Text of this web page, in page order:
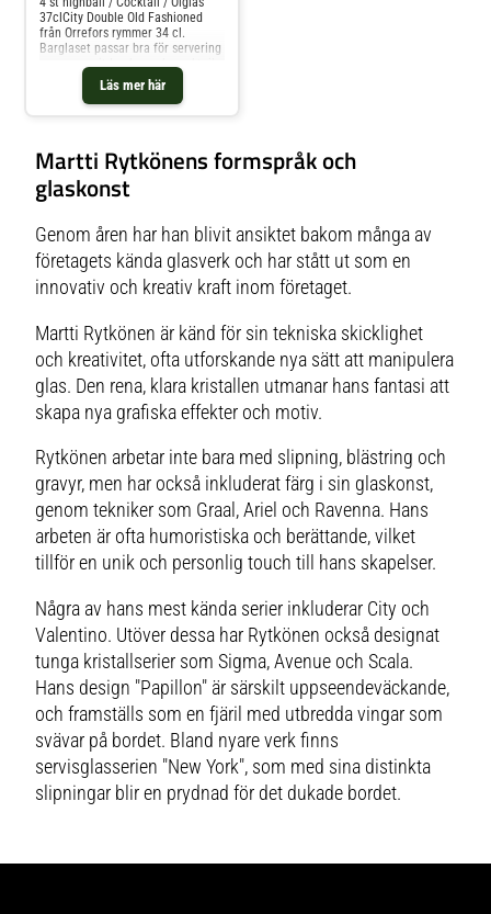
Läs mer här
37clCity Double Old Fashioned
från Orrefors rymmer 34 cl.
Barglaset passar bra för servering
av rena spritdrycker och cocktails.
Skären som löper runt glasets yta
skapar ett oregelbundet uttryck
och bidrar till seriens tydliga
6310336Design: Martti
RytkönenServis: City Tillverkare:
OrreforsMått: Höjd 150 mm,
Diameter 72 mm 450 gram 37
direkt från Orrefors i present
Martti Rytkönens formspråk och
glaskonst
Genom åren har han blivit ansiktet bakom många av
företagets kända glasverk och har stått ut som en
innovativ och kreativ kraft inom företaget.
Martti Rytkönen är känd för sin tekniska skicklighet
och kreativitet, ofta utforskande nya sätt att manipulera
glas. Den rena, klara kristallen utmanar hans fantasi att
skapa nya grafiska effekter och motiv.
Rytkönen arbetar inte bara med slipning, blästring och
gravyr, men har också inkluderat färg i sin glaskonst,
genom tekniker som Graal, Ariel och Ravenna. Hans
arbeten är ofta humoristiska och berättande, vilket
tillför en unik och personlig touch till hans skapelser.
Några av hans mest kända serier inkluderar City och
Valentino. Utöver dessa har Rytkönen också designat
tunga kristallserier som Sigma, Avenue och Scala.
Hans design "Papillon" är särskilt uppseendeväckande,
och framställs som en fjäril med utbredda vingar som
svävar på bordet. Bland nyare verk finns
servisglasserien "New York", som med sina distinkta
slipningar blir en prydnad för det dukade bordet.